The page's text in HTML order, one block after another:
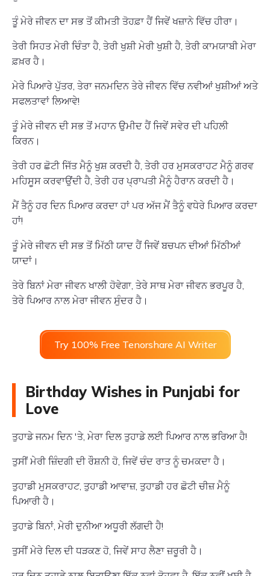
ਤੂੰ ਮੇਰੇ ਜੀਵਨ ਦਾ ਸਭ ਤੋਂ ਕੀਮਤੀ ਤੋਹਫ਼ਾ ਹੈਂ ਜਿਵੇਂ ਖਜ਼ਾਨੇ ਵਿੱਚ ਹੀਰਾ।
ਤੇਰੀ ਸਿਹਤ ਮੇਰੀ ਚਿੰਤਾ ਹੈ, ਤੇਰੀ ਖੁਸ਼ੀ ਮੇਰੀ ਖੁਸ਼ੀ ਹੈ, ਤੇਰੀ ਕਾਮਯਾਬੀ ਮੇਰਾ
ਫ਼ਖ਼ਰ ਹੈ।
ਮੇਰੇ ਪਿਆਰੇ ਪੁੱਤਰ, ਤੇਰਾ ਜਨਮਦਿਨ ਤੇਰੇ ਜੀਵਨ ਵਿੱਚ ਨਵੀਆਂ ਖੁਸ਼ੀਆਂ ਅਤੇ
ਸਫਲਤਾਵਾਂ ਲਿਆਵੇ!
ਤੂੰ ਮੇਰੇ ਜੀਵਨ ਦੀ ਸਭ ਤੋਂ ਮਹਾਨ ਉਮੀਦ ਹੈਂ ਜਿਵੇਂ ਸਵੇਰ ਦੀ ਪਹਿਲੀ
ਕਿਰਨ।
ਤੇਰੀ ਹਰ ਛੋਟੀ ਜਿੱਤ ਮੈਨੂੰ ਖੁਸ਼ ਕਰਦੀ ਹੈ, ਤੇਰੀ ਹਰ ਮੁਸਕਰਾਹਟ ਮੈਨੂੰ ਗਰਵ
ਮਹਿਸੂਸ ਕਰਵਾਉਂਦੀ ਹੈ, ਤੇਰੀ ਹਰ ਪ੍ਰਾਪਤੀ ਮੈਨੂੰ ਹੈਰਾਨ ਕਰਦੀ ਹੈ।
ਮੈਂ ਤੈਨੂੰ ਹਰ ਦਿਨ ਪਿਆਰ ਕਰਦਾ ਹਾਂ ਪਰ ਅੱਜ ਮੈਂ ਤੈਨੂੰ ਵਧੇਰੇ ਪਿਆਰ ਕਰਦਾ
ਹਾਂ!
ਤੂੰ ਮੇਰੇ ਜੀਵਨ ਦੀ ਸਭ ਤੋਂ ਮਿੱਠੀ ਯਾਦ ਹੈਂ ਜਿਵੇਂ ਬਚਪਨ ਦੀਆਂ ਮਿੱਠੀਆਂ
ਯਾਦਾਂ।
ਤੇਰੇ ਬਿਨਾਂ ਮੇਰਾ ਜੀਵਨ ਖਾਲੀ ਹੋਵੇਗਾ, ਤੇਰੇ ਸਾਥ ਮੇਰਾ ਜੀਵਨ ਭਰਪੂਰ ਹੈ,
ਤੇਰੇ ਪਿਆਰ ਨਾਲ ਮੇਰਾ ਜੀਵਨ ਸੁੰਦਰ ਹੈ।
Try 100% Free Tenorshare AI Writer
Birthday Wishes in Punjabi for
Love
ਤੁਹਾਡੇ ਜਨਮ ਦਿਨ 'ਤੇ, ਮੇਰਾ ਦਿਲ ਤੁਹਾਡੇ ਲਈ ਪਿਆਰ ਨਾਲ ਭਰਿਆ ਹੈ!
ਤੁਸੀਂ ਮੇਰੀ ਜ਼ਿੰਦਗੀ ਦੀ ਰੌਸ਼ਨੀ ਹੋ, ਜਿਵੇਂ ਚੰਦ ਰਾਤ ਨੂੰ ਚਮਕਦਾ ਹੈ।
ਤੁਹਾਡੀ ਮੁਸਕਰਾਹਟ, ਤੁਹਾਡੀ ਆਵਾਜ਼, ਤੁਹਾਡੀ ਹਰ ਛੋਟੀ ਚੀਜ਼ ਮੈਨੂੰ
ਪਿਆਰੀ ਹੈ।
ਤੁਹਾਡੇ ਬਿਨਾਂ, ਮੇਰੀ ਦੁਨੀਆ ਅਧੂਰੀ ਲੱਗਦੀ ਹੈ!
ਤੁਸੀਂ ਮੇਰੇ ਦਿਲ ਦੀ ਧੜਕਣ ਹੋ, ਜਿਵੇਂ ਸਾਹ ਲੈਣਾ ਜ਼ਰੂਰੀ ਹੈ।